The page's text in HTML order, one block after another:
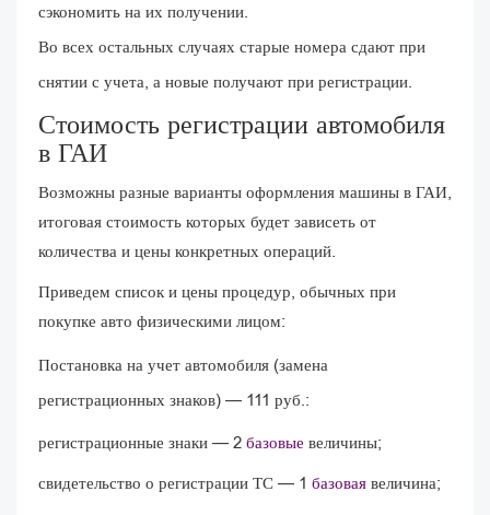
сэкономить на их получении.
Во всех остальных случаях старые номера сдают при
снятии с учета, а новые получают при регистрации.
Стоимость регистрации автомобиля
в ГАИ
Возможны разные варианты оформления машины в ГАИ,
итоговая стоимость которых будет зависеть от
количества и цены конкретных операций.
Приведем список и цены процедур, обычных при
покупке авто физическими лицом:
Постановка на учет автомобиля (замена
регистрационных знаков) — 111 руб.:
регистрационные знаки — 2 базовые величины;
свидетельство о регистрации ТС — 1 базовая величина;